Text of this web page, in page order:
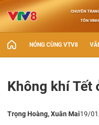
CHUYÊN
TÔN
NÓNG CÙNG VTV8
Không khí Tết
Trọng Hoàng, Xuân Mai19/